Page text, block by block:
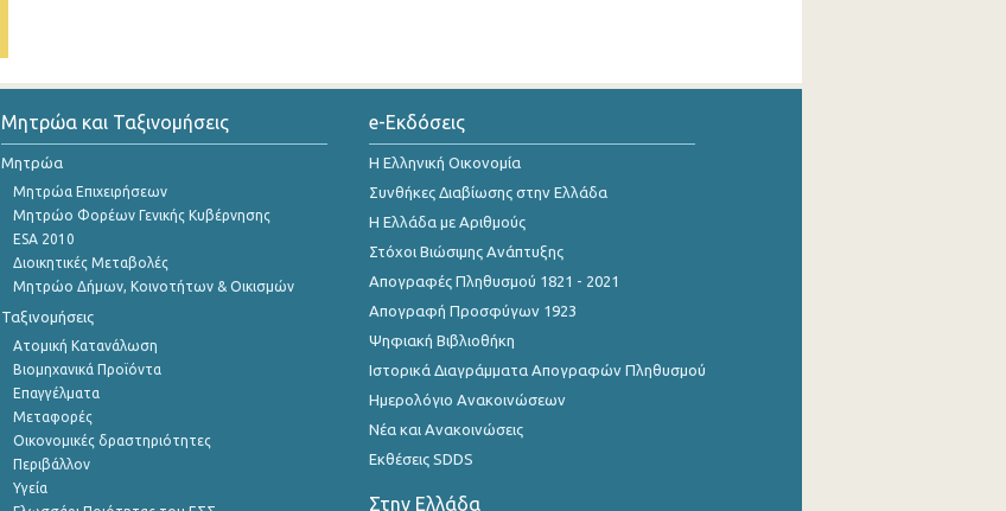
Μητρώα και Ταξινομήσεις
Μητρώα
Μητρώα Επιχειρήσεων
Μητρώο Φορέων Γενικής Κυβέρνησης
ESA 2010
Διοικητικές Μεταβολές
Μητρώο Δήμων, Κοινοτήτων & Οικισμών
Ταξινομήσεις
Ατομική Κατανάλωση
Βιομηχανικά Προϊόντα
Επαγγέλματα
Μεταφορές
Οικονομικές δραστηριότητες
Περιβάλλον
Υγεία
e-Εκδόσεις
Η Ελληνική Οικονομία
Συνθήκες Διαβίωσης στην Ελλάδα
Η Ελλάδα με Αριθμούς
Στόχοι Βιώσιμης Ανάπτυξης
Απογραφές Πληθυσμού 1821 - 2021
Απογραφή Προσφύγων 1923
Ψηφιακή Βιβλιοθήκη
Ιστορικά Διαγράμματα Απογραφών Πληθυσμού
Ημερολόγιο Ανακοινώσεων
Νέα και Ανακοινώσεις
Εκθέσεις SDDS
Στην Ελλάδα